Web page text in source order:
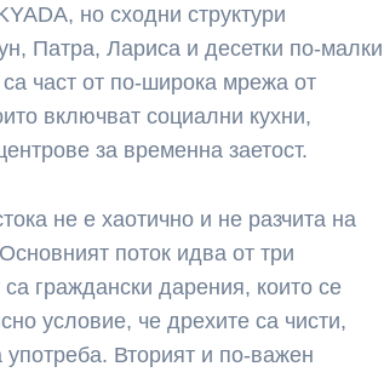
но сходни структури
Патра, Лариса и десетки по-малки
част от по-широка мрежа от
включват социални кухни,
за временна заетост.
не е хаотично и не разчита на
поток идва от три
граждански дарения, които се
условие, че дрехите са чисти,
употреба. Вторият и по-важен